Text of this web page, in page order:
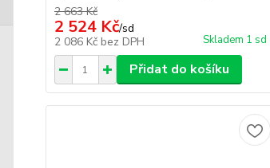
2 663 Kč
2 524 Kč/sd
2 086 Kč bez DPH Skladem 1 sd
Přidat do košíku